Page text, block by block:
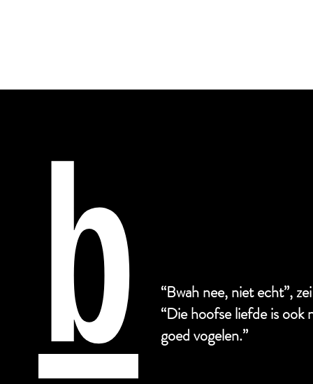
b
“Bwah nee, niet echt”,
“Die hoofse liefde is ook
goed vogelen.”